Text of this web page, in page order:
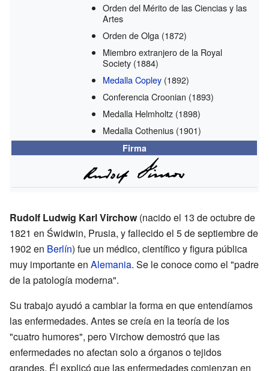
Orden del Mérito de las Ciencias y las
Artes
Orden de Olga (1872)
Miembro extranjero de la Royal
Society (1884)
Medalla Copley (1892)
Conferencia Croonian (1893)
Medalla Helmholtz (1898)
Medalla Cothenius (1901)
Firma
Rudolf Ludwig Karl Virchow(nacido el 13 de octubre de
1821 en Świdwin, Prusia, y fallecido el 5 de septiembre de
1902 en Berlín) fue un médico, científico y figura pública
muy importante en Alemania. Se le conoce como el "padre
de la patología moderna".
Su trabajo ayudó a cambiar la forma en que entendíamos
las enfermedades. Antes se creía en la teoría de los
"cuatro humores", pero Virchow demostró que las
enfermedades no afectan solo a órganos o tejidos
grandes. Él explicó que las enfermedades comienzan en